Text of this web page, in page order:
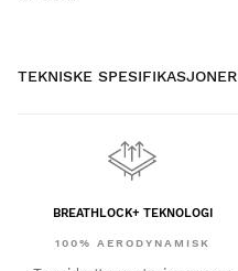
TEKNISKE SPESIFIKASJONER
BREATHLOCK+ TEKNOLOGI
100% AERODYNAMISK